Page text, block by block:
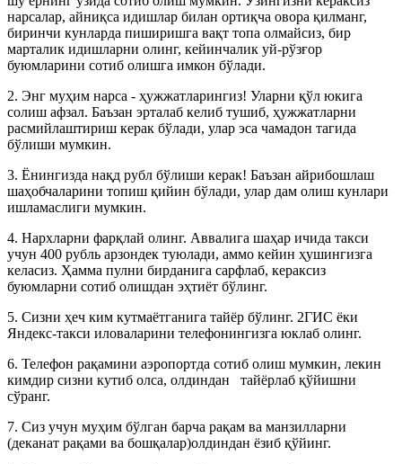
нарсалар, айниқса идишлар билан ортиқча овора қилманг,
биринчи кунларда пиширишга вақт топа олмайсиз, бир
марталик идишларни олинг, кейинчалик уй-рўзғор
буюмларини сотиб олишга имкон бўлади.
2. Энг муҳим нарса - ҳужжатларингиз! Уларни қўл юкига
солиш афзал. Баъзан эрталаб келиб тушиб, ҳужжатларни
расмийлаштириш керак бўлади, улар эса чамадон тагида
бўлиши мумкин.
3. Ёнингизда нақд рубл бўлиши керак! Баъзан айрибошлаш
шаҳобчаларини топиш қийин бўлади, улар дам олиш кунлари
ишламаслиги мумкин.
4. Нархларни фарқлай олинг. Аввалига шаҳар ичида такси
учун 400 рубль арзондек туюлади, аммо кейин ҳушингизга
келасиз. Ҳамма пулни бирданига сарфлаб, кераксиз
буюмларни сотиб олишдан эҳтиёт бўлинг.
5. Сизни ҳеч ким кутмаётганига тайёр бўлинг. 2ГИС ёки
Яндекс-такси иловаларини телефонингизга юклаб олинг.
6. Телефон рақамини аэропортда сотиб олиш мумкин, лекин
кимдир сизни кутиб олса, олдиндан тайёрлаб қўйишни
сўранг.
7. Сиз учун муҳим бўлган барча рақам ва манзилларни
(деканат рақами ва бошқалар)олдиндан ёзиб қўйинг.